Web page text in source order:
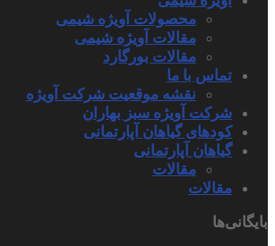
محصولات آویژه شیمی
مقالات آویژه شیمی
مقالات بورگارد
تماس با ما
نقشه موقعیت شرکت آویژه
شرکت آویژه سبز بهاران
کودهای گیاهان آپارتمانی
گیاهان آپارتمانی
مقالات
مقالات
بایگانی‌ها